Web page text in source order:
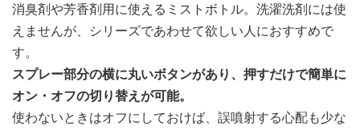
消臭剤や芳香剤用に使えるミストボトル。洗濯洗剤には使
えませんが、シリーズであわせて欲しい人におすすめで
す。
スプレー部分の横に丸いボタンがあり、押すだけで簡単に
オン・オフの切り替えが可能。
使わないときはオフにしておけば、誤噴射する心配も少な